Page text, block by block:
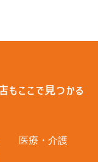
医療・介護